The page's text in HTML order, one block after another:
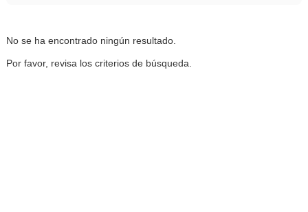
No se ha encontrado ningún resultado.
Por favor, revisa los criterios de búsqueda.